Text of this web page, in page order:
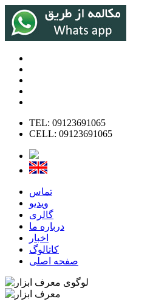
TEL: 09123691065
CELL: 09123691065
تماس
ویدیو
گالری
درباره ما
اخبار
کاتالوگ
صفحه اصلی